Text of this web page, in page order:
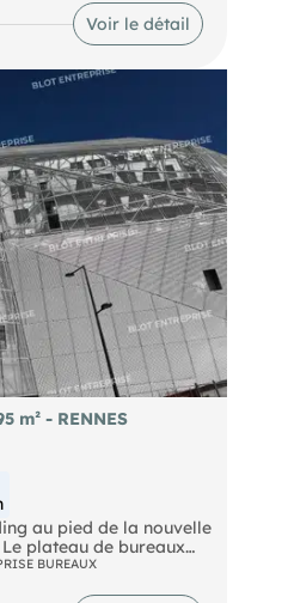
5 bureaux, 1 local
Au R+1: 4
1 local de
6 places de
inclu dans le loyer.
naturels, miniers,
ces biens sont
sur le site
Voir le détail
m² - RENNES
au pied de la nouvelle
plateau de bureaux
ici est au 3ème étage,
BUREAUX